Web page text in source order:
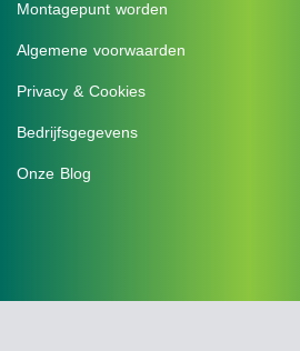
Montagepunt worden
Algemene voorwaarden
Privacy & Cookies
Bedrijfsgegevens
Onze Blog